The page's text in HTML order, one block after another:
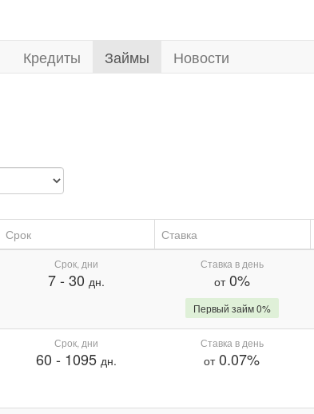
Кредиты Займы Новости
Срок Ставка
Срок, дни
7- 30 дн.
Ставка в день
от0%
Первый займ 0%
Срок, дни
60 - 1095 дн.
Ставка в день
от0.07%